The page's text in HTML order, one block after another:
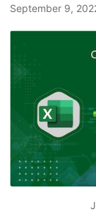
September 9,